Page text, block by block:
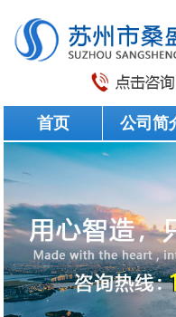
首页 公司简